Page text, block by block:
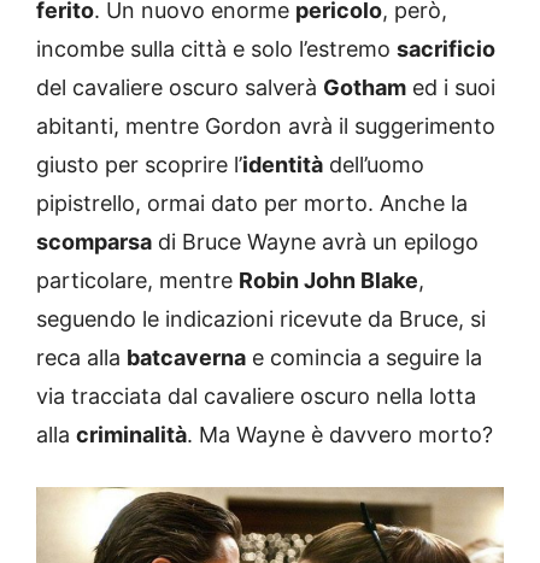
ferito. Un nuovo enorme pericolo, però,
incombe sulla città e solo l’estremo sacrificio
del cavaliere oscuro salverà Gotham ed i suoi
abitanti, mentre Gordon avrà il suggerimento
giusto per scoprire l’identità dell’uomo
pipistrello, ormai dato per morto. Anche la
scomparsa di Bruce Wayne avrà un epilogo
particolare, mentre Robin John Blake,
seguendo le indicazioni ricevute da Bruce, si
reca alla batcaverna e comincia a seguire la
via tracciata dal cavaliere oscuro nella lotta
alla criminalità. Ma Wayne è davvero morto?